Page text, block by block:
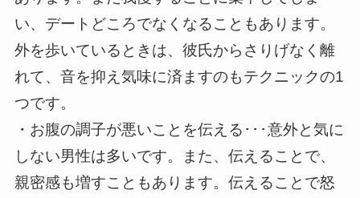
い、デートどころでなくなることもあります。
外を歩いているときは、彼氏からさりげなく離
れて、音を抑え気味に済ますのもテクニックの1
つです。
・お腹の調子が悪いことを伝える･･･意外と気に
しない男性は多いです。また、伝えることで、
親密感も増すこともあります。伝えることで怒